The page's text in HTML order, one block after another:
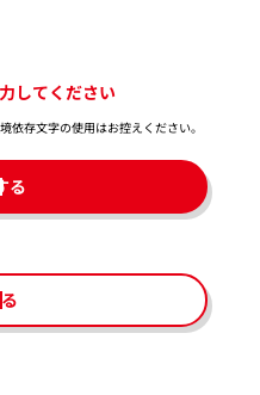
してください
存文字の使用はお控えください。​
る